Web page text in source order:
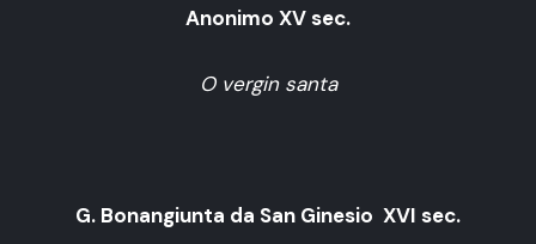
Anonimo XV sec.
O vergin santa
G. Bonangiunta da San Ginesio XVI sec.